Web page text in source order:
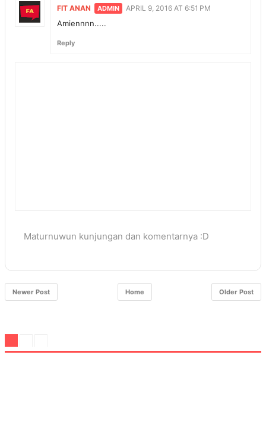
FIT ANAN APRIL 9, 2016 AT 6:51 PM
Amiennnn.....
Reply
Maturnuwun kunjungan dan komentarnya :D
Newer Post Older Post
Home